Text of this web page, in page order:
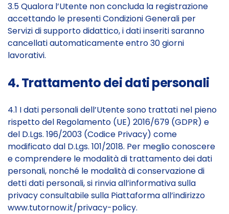
3.5 Qualora l’Utente non concluda la registrazione
accettando le presenti Condizioni Generali per
Servizi di supporto didattico, i dati inseriti saranno
cancellati automaticamente entro 30 giorni
lavorativi.
4. Trattamento dei dati personali
4.1 I dati personali dell’Utente sono trattati nel pieno
rispetto del Regolamento (UE) 2016/679 (GDPR) e
del D.Lgs. 196/2003 (Codice Privacy) come
modificato dal D.Lgs. 101/2018. Per meglio conoscere
e comprendere le modalità di trattamento dei dati
personali, nonché le modalità di conservazione di
detti dati personali, si rinvia all’informativa sulla
privacy consultabile sulla Piattaforma all’indirizzo
www.tutornow.it/privacy-policy.